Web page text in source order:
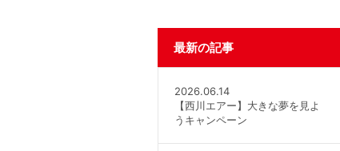
最新の記事
2026.06.14
【西川エアー】大きな夢を見よ
うキャンペーン